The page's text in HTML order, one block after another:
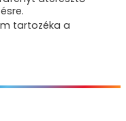
tartozéka a